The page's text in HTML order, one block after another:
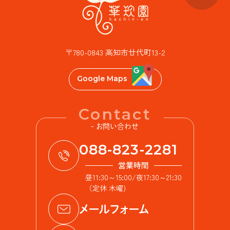
〒780-0843 高知市廿代町13-2
Google Maps
Contact
- お問い合わせ
088-823-2281
営業時間
昼11:30～15:00/夜17:30～21:30
（定休 木曜)
メールフォーム